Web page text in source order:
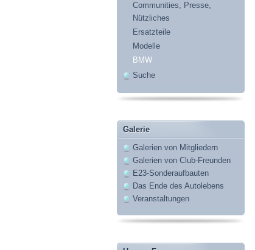
Communities, Presse,
Nützliches
Ersatzteile
Modelle
BMW
Suche
Galerie
Galerien von Mitgliedern
Galerien von Club-Freunden
E23-Sonderaufbauten
Das Ende des Autolebens
Veranstaltungen